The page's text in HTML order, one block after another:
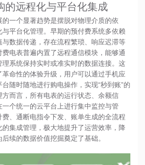
的远程化与平台化集成
一个显著趋势是摆脱对物理介质的依
与平台化管理。早期的预付费系统多依赖
与数据传递，存在流程繁琐、响应迟滞等
费电表普遍内置了远程通信模块，能够通
系统保持实时或准实时的数据连接。这
命性的体验升级，用户可以通过手机应
随时随地进行购电操作，实现“秒到账”的
而言，所有电表的运行状态、余额信
个统一的云平台上进行集中监控与管
、通断电指令下发、账单生成的全流程
的集成管理，极大地提升了运营效率，降
续的数据价值挖掘奠定了基础。